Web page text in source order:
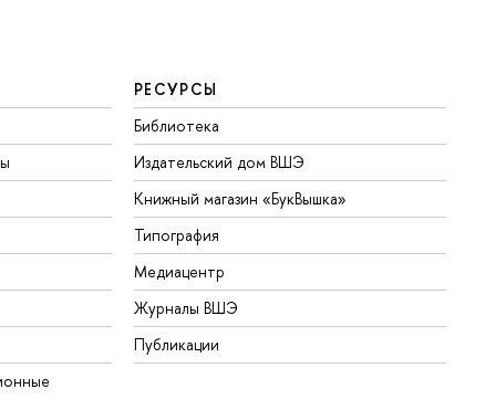
РЕСУРСЫ
Библиотека
Издательский дом ВШЭ
Книжный магазин «БукВышка»
Типография
Медиацентр
Журналы ВШЭ
Публикации